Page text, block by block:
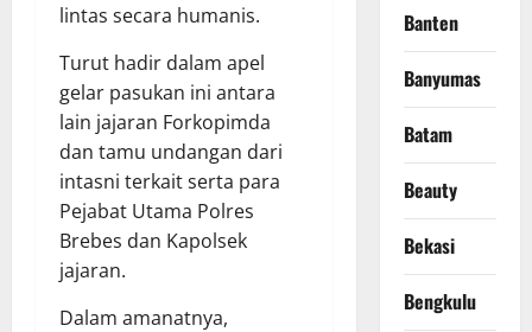
lintas secara humanis.
Turut hadir dalam apel
gelar pasukan ini antara
lain jajaran Forkopimda
dan tamu undangan dari
intasni terkait serta para
Pejabat Utama Polres
Brebes dan Kapolsek
jajaran.
Dalam amanatnya,
Banten
Banyumas
Batam
Beauty
Bekasi
Bengkulu